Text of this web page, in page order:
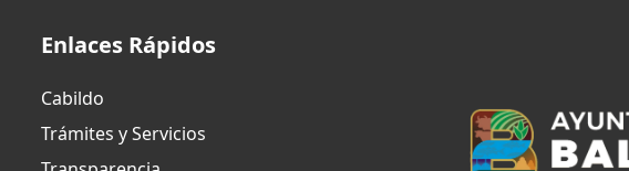
Enlaces Rápidos
Cabildo
Trámites y Servicios